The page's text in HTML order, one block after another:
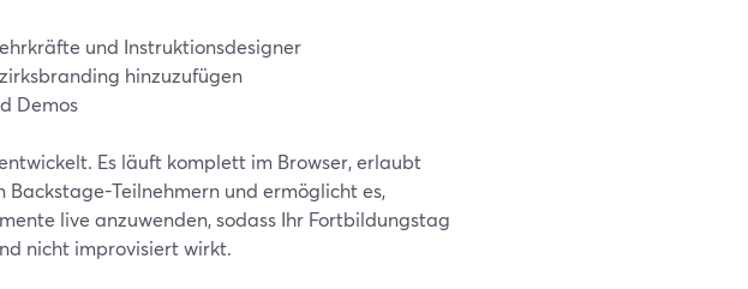
und Instruktionsdesigner
hinzuzufügen
Demos
Es läuft komplett im Browser, erlaubt
Backstage-Teilnehmern und ermöglicht es,
live anzuwenden, sodass Ihr Fortbildungstag
nicht improvisiert wirkt.